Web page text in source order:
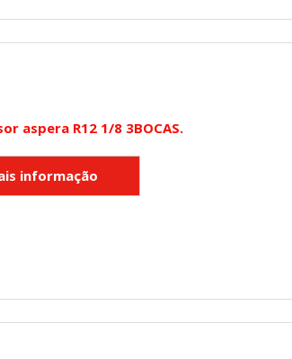
aspera R12 1/8 3BOCAS.